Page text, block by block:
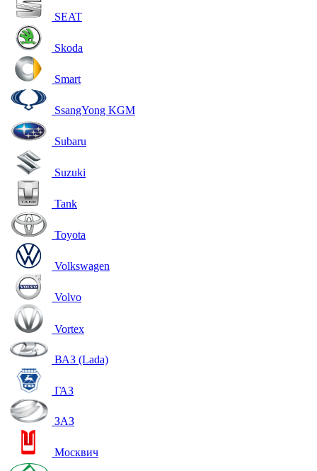
SEAT
Skoda
Smart
SsangYong KGM
Subaru
Suzuki
Tank
Toyota
Volkswagen
Volvo
Vortex
ВАЗ (Lada)
ГАЗ
ЗАЗ
Москвич